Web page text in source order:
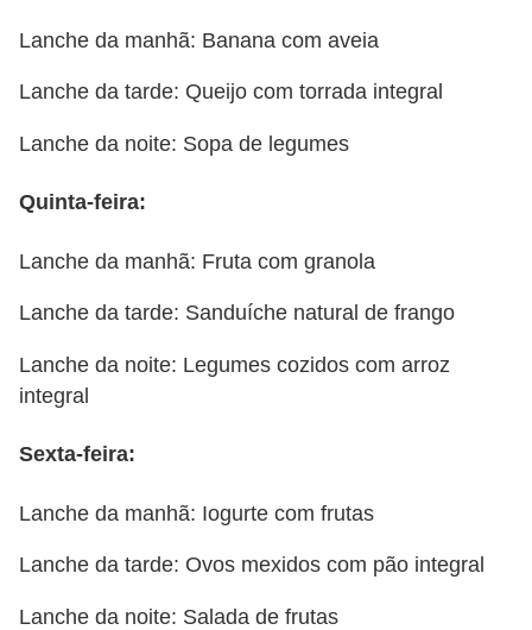
Lanche da manhã: Banana com aveia
Lanche da tarde: Queijo com torrada integral
Lanche da noite: Sopa de legumes
Quinta-feira:
Lanche da manhã: Fruta com granola
Lanche da tarde: Sanduíche natural de frango
Lanche da noite: Legumes cozidos com arroz
integral
Sexta-feira:
Lanche da manhã: Iogurte com frutas
Lanche da tarde: Ovos mexidos com pão integral
Lanche da noite: Salada de frutas